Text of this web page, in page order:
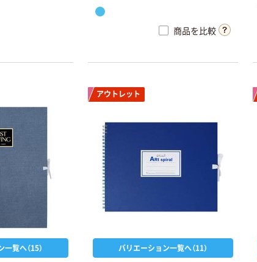
商品を比較
覧へ（15）
アウトレット
バリエーション一覧へ（11）